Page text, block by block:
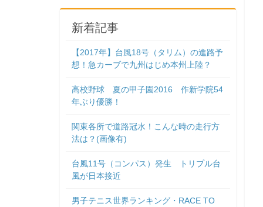
新着記事
【2017年】台風18号（タリム）の進路予
想！急カーブで九州はじめ本州上陸？
高校野球 夏の甲子園2016 作新学院54
年ぶり優勝！
関東各所で道路冠水！こんな時の走行方
法は？(画像有)
台風11号（コンパス）発生 トリプル台
風が日本接近
男子テニス世界ランキング・RACE TO